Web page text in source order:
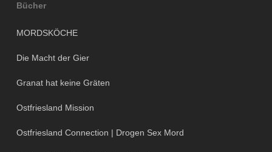
Bücher
MORDSKÖCHE
Die Macht der Gier
Granat hat keine Gräten
Ostfriesland Mission
Ostfriesland Connection | Drogen Sex Mord